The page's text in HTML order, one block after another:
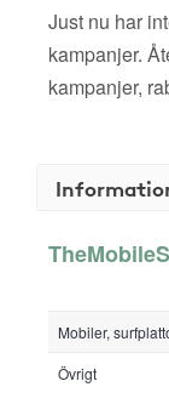
Just nu har
kampanjer.
kampanjer,
Mobiler,
Övrigt